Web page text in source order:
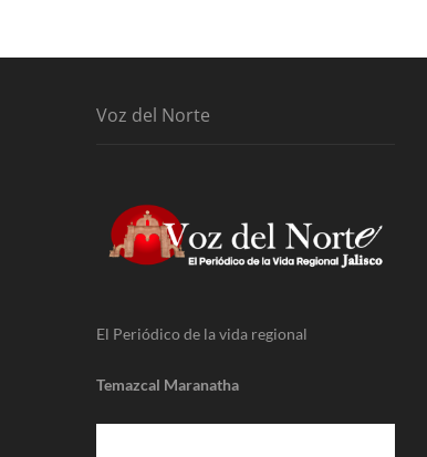
Voz del Norte
El Periódico de la vida regional
Temazcal Maranatha